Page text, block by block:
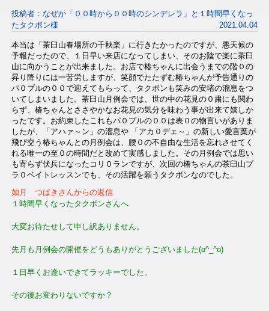
投稿者：なぜか「００時から００時のシンデレラ」と１時間早くなっ
たタクボン様
2021.04.04
本当は「茶臼山春場所の千秋楽」に行きたかったのですが、悪天候の
予報だったので、１日早い来店になってしまい、そのお陰で楽に茶臼
山に向かうことが出来ました。お店で椿ちゃんに出会うまでの階０の
昇り降りには一苦労しますが、笑顔でたたずむ椿ちゃんが予告通りの
パ０プルの００で迎えてもらって、タクボンも笑みの安堵の溜息をつ
いてしまいました。茶臼山月例会では、世の中の花見の０粛にも関わ
らず、椿ちゃんとささやかなお花見の気分を味わう事が出来て嬉しか
ったです。お約束したこれもパ０プルの００は表０の物言いがありま
したが、「アハァ～ン」の溜息や 「アカ０デェ～」の新しい愛言葉が
飛び交う椿ちゃんとの月例会は、腰０の不自由な生活を忘れさせてく
れる唯一の至０の時間だと改めて実感しました。その月例会では思い
も寄らず伏兵になったコリ０ランですが、次回の椿ちゃんの茶臼山プ
ラ０ベイトレッスンでも、その活躍を願うタクボンなのでした。
如月 つばきさんからの返信
１時間早くなったタクボンさんへ
大変お待たせして申し訳ありません。
先月も月例会の開催をどうもありがとうございました(o^_^o)
１日早くお逢いできてラッキーでした。
その後お変わりないですか？